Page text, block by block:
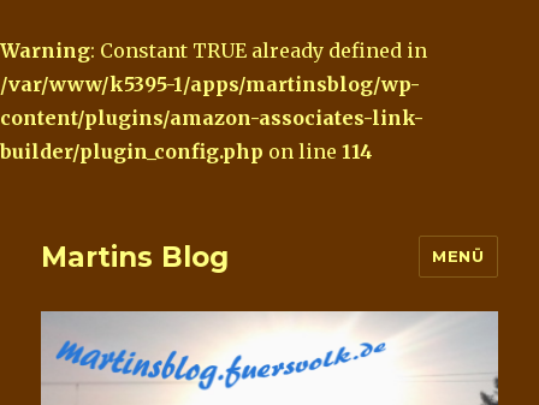
Warning: Constant TRUE already defined in
/var/www/k5395-1/apps/martinsblog/wp-
content/plugins/amazon-associates-link-
builder/plugin_config.php on line 114
Martins Blog MENÜ